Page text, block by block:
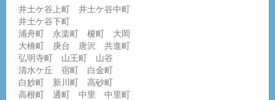
井土ケ谷上町 井土ケ谷中町
井土ケ谷下町
浦舟町 永楽町 榎町 大岡
大橋町 庚台 唐沢 共進町
弘明寺町 山王町 山谷
清水ケ丘 宿町 白金町
白妙町 新川町 高砂町
高根町 通町 中里 中里町